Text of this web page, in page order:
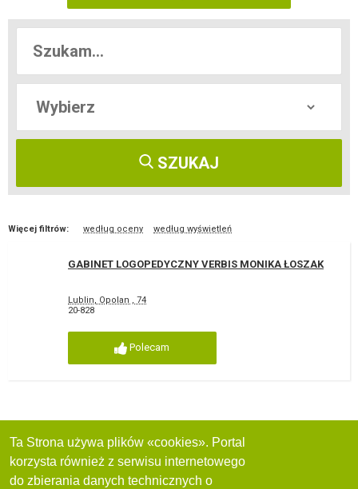
SZUKAJ
Więcej filtrów: według oceny według wyświetleń
GABINET LOGOPEDYCZNY VERBIS MONIKA ŁOSZAK
Lublin, Opolan , 74
20-828
Polecam
Ta Strona używa plików «cookies». Portal
korzysta również z serwisu internetowego
do zbierania danych technicznych o